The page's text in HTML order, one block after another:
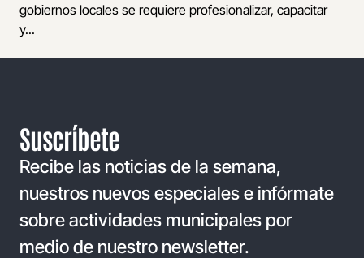
gobiernos locales se requiere profesionalizar, capacitar
y...
Suscríbete
Recibe las noticias de la semana,
nuestros nuevos especiales e infórmate
sobre actividades municipales por
medio de nuestro newsletter.